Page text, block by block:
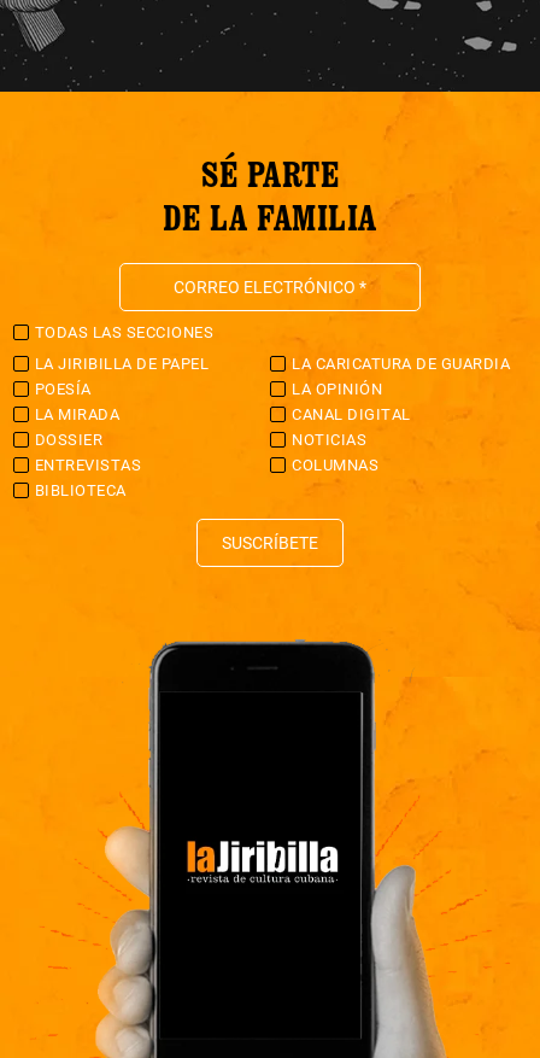
SÉ PARTE
DE LA FAMILIA
TODAS LAS SECCIONES
LA JIRIBILLA DE PAPEL
LA CARICATURA DE GUARDIA
POESÍA
LA OPINIÓN
LA MIRADA
CANAL DIGITAL
DOSSIER
NOTICIAS
ENTREVISTAS
COLUMNAS
BIBLIOTECA
SUSCRÍBETE